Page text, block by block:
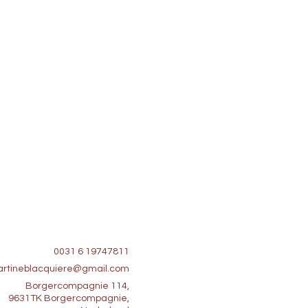
0031 6 19747811
Borgercompagnie 114,
9631TK Borgercompagnie,